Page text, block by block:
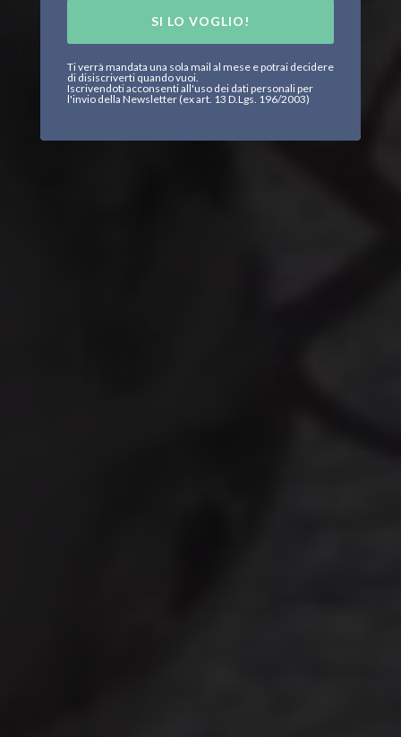
SI LO VOGLIO!
Ti verrà mandata una sola mail al mese e potrai decidere
di disiscriverti quando vuoi.
Iscrivendoti acconsenti all'uso dei dati personali per
l'invio della Newsletter (ex art. 13 D.Lgs. 196/2003)